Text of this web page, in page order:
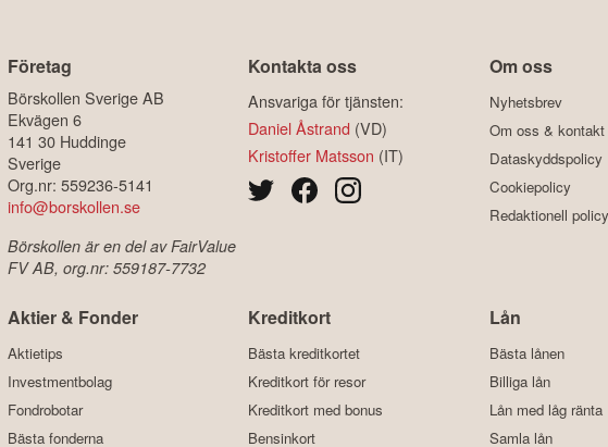
Företag
Börskollen Sverige AB
Ekvägen 6
141 30 Huddinge
Sverige
Org.nr: 559236-5141
info@borskollen.se
Börskollen är en del av FairValue
FV AB, org.nr: 559187-7732
Kontakta oss
Ansvariga för tjänsten:
Daniel Åstrand (VD)
Kristoffer Matsson (IT)
Om oss
Nyhetsbrev
Om oss & kontakt
Dataskyddspolicy
Cookiepolicy
Redaktionell policy
Aktier & Fonder
Aktietips
Investmentbolag
Fondrobotar
Bästa fonderna
Kreditkort
Bästa kreditkortet
Kreditkort för resor
Kreditkort med bonus
Bensinkort
Lån
Bästa lånen
Billiga lån
Lån med låg ränta
Samla lån